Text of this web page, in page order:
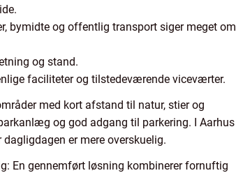
bymidte og offentlig transport siger meget om
og stand.
faciliteter og tilstedeværende viceværter.
med kort afstand til natur, stier og
og god adgang til parkering. I Aarhus
er mere overskuelig.
En gennemført løsning kombinerer fornuftig